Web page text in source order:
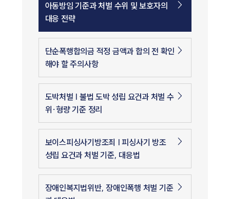
아동방임 기준과 처벌 수위 및 보호자의
대응 전략
단순폭행합의금 적정 금액과 합의 전 확인
해야 할 주의사항
도박처벌 | 불법 도박 성립 요건과 처벌 수
위·형량 기준 정리
보이스피싱사기방조죄 | 피싱사기 방조
성립 요건과 처벌 기준, 대응법
장애인복지법위반, 장애인폭행 처벌 기준